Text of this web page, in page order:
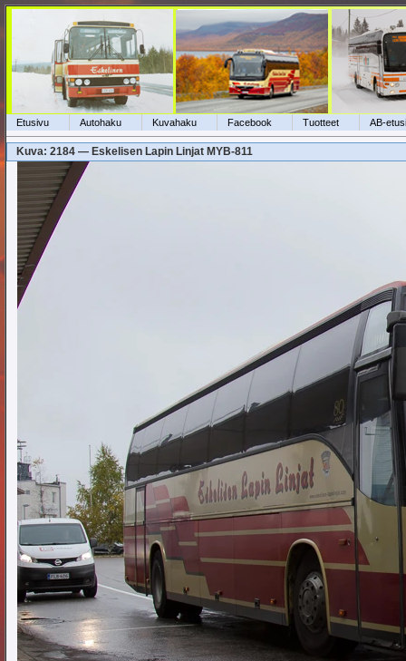
Etusivu Autohaku Kuvahaku Facebook Tuotteet AB-
Kuva: 2184 — Eskelisen Lapin Linjat MYB-811